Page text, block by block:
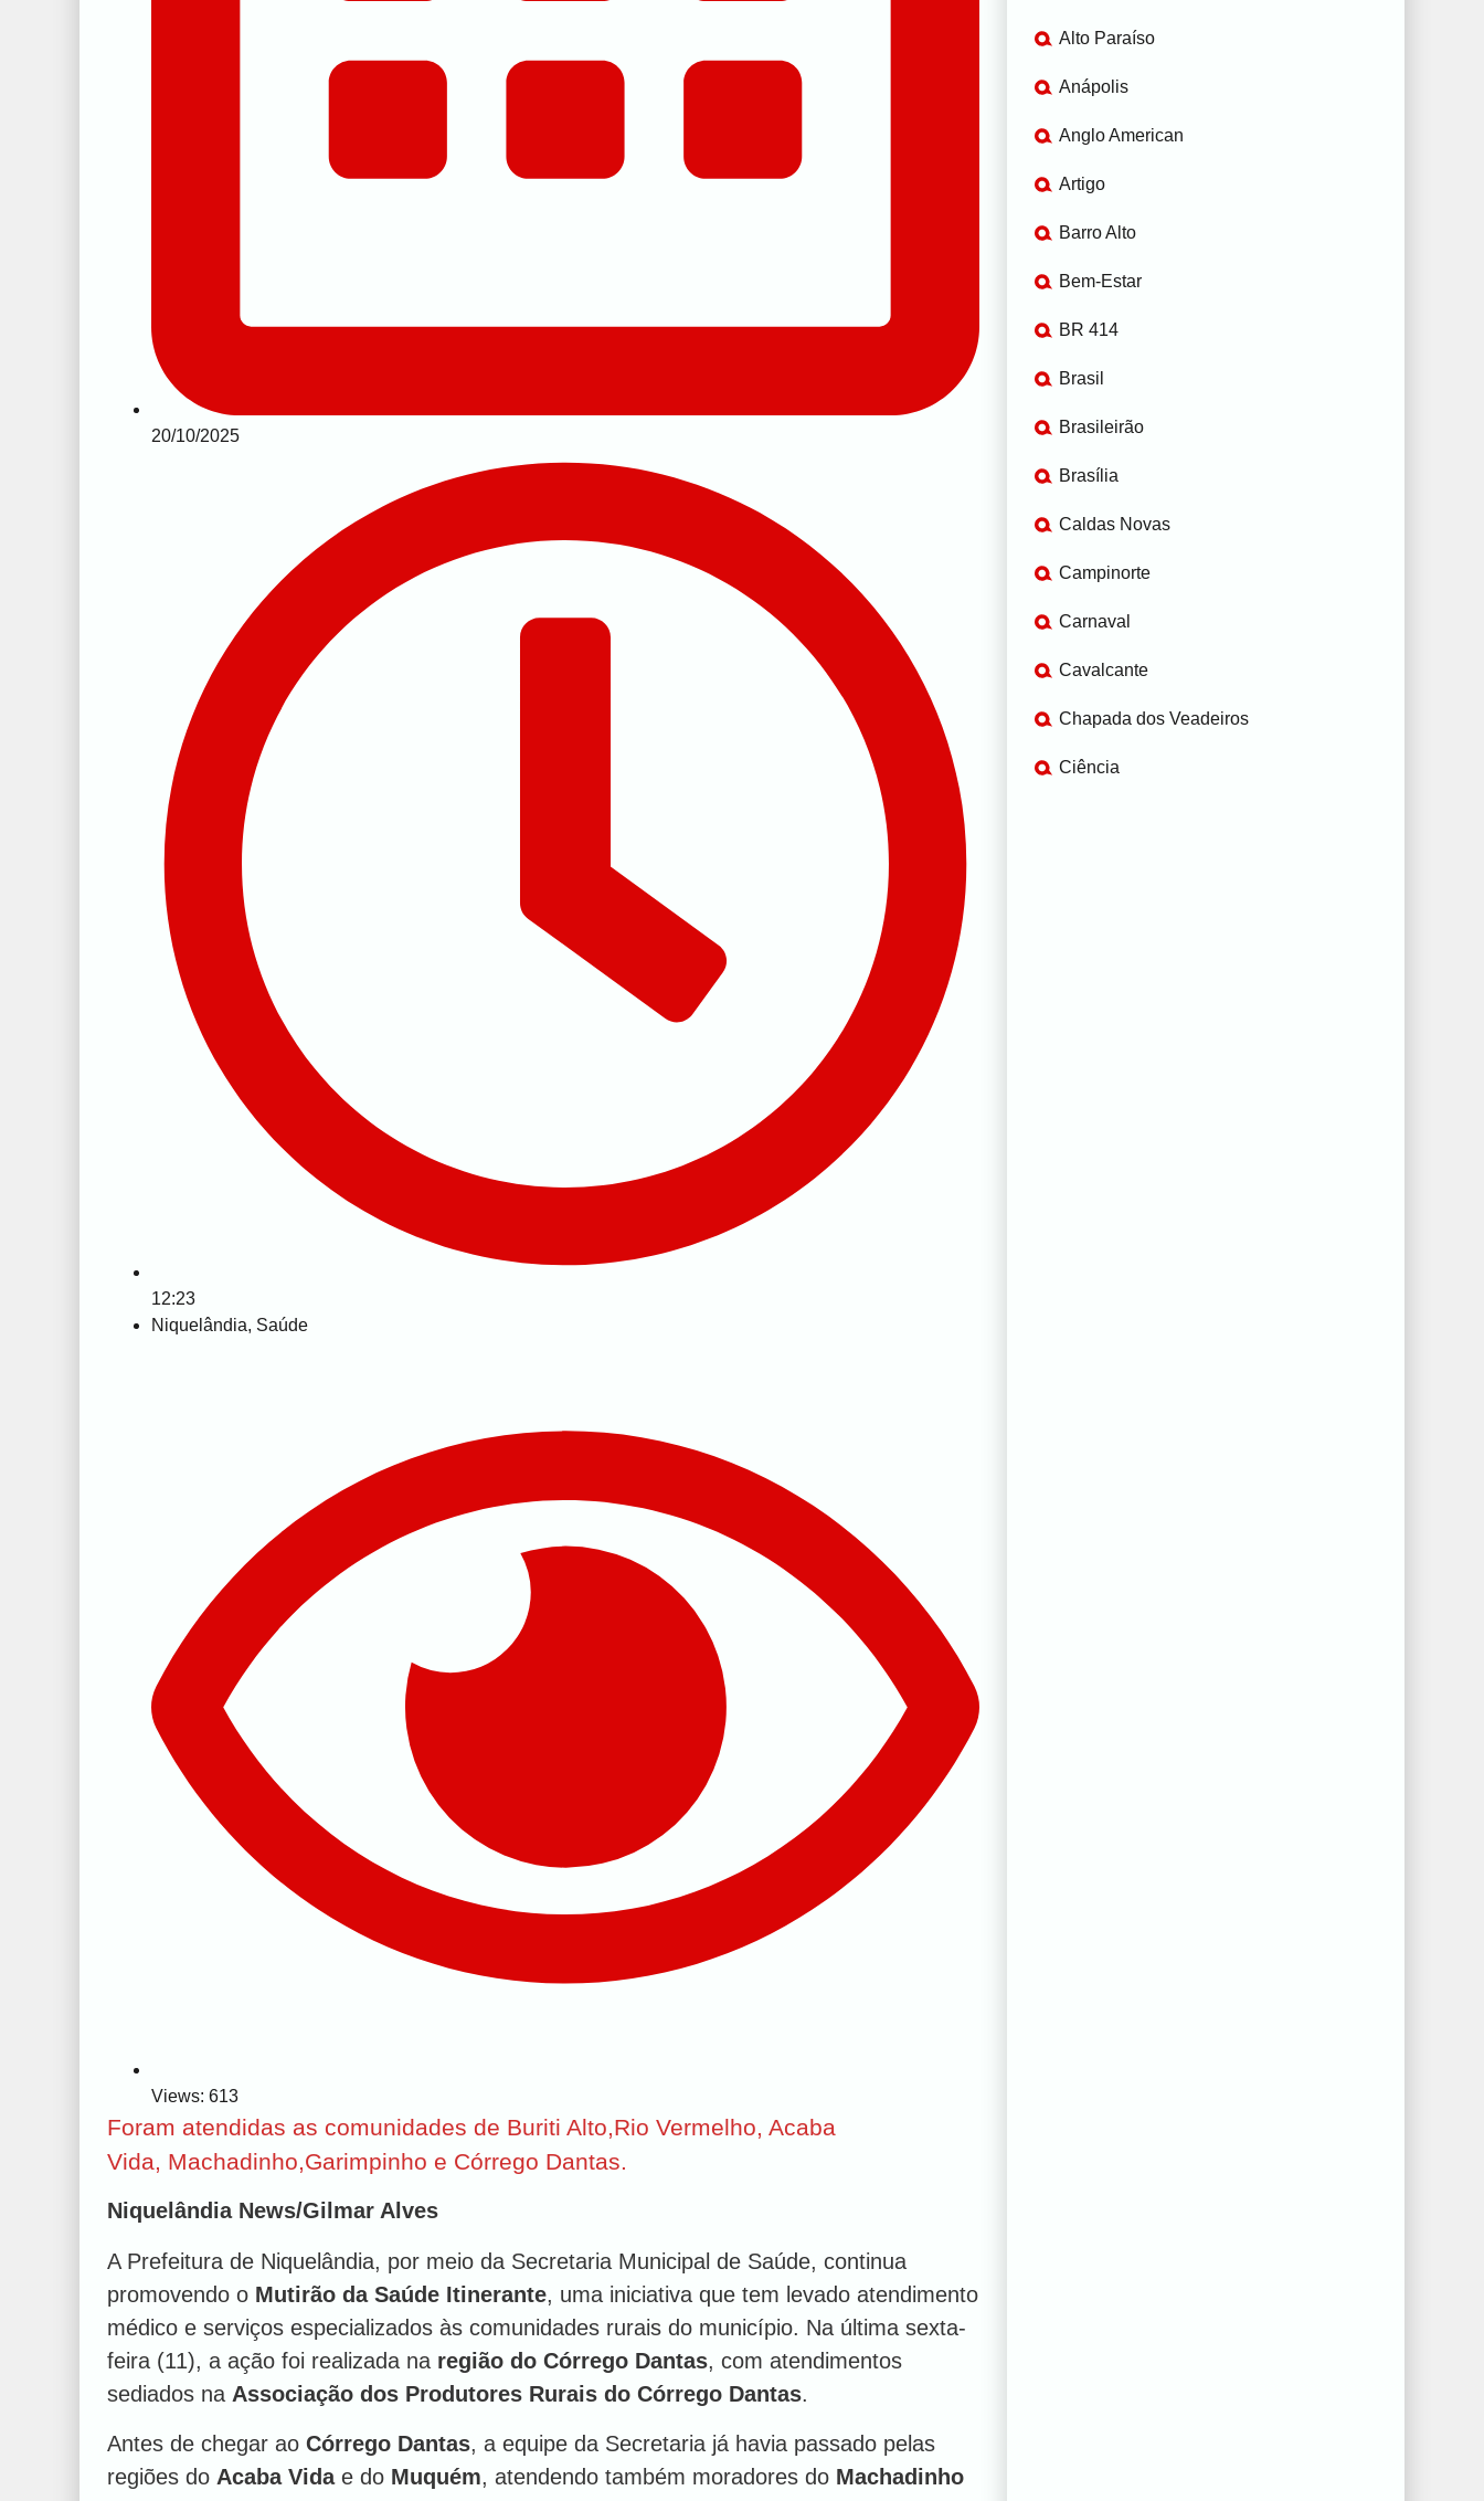
20/10/2025
12:23
Niquelândia, Saúde
Views: 613
Foram atendidas as comunidades de Buriti Alto,Rio Vermelho, Acaba
Vida, Machadinho,Garimpinho e Córrego Dantas.
Niquelândia News/Gilmar Alves
A Prefeitura de Niquelândia, por meio da Secretaria Municipal de Saúde, continua
promovendo o Mutirão da Saúde Itinerante, uma iniciativa que tem levado atendimento
médico e serviços especializados às comunidades rurais do município. Na última sexta-
feira (11), a ação foi realizada na região do Córrego Dantas, com atendimentos
sediados na Associação dos Produtores Rurais do Córrego Dantas.
Antes de chegar ao Córrego Dantas, a equipe da Secretaria já havia passado pelas
regiões do Acaba Vidae do Muquém, atendendo também moradores do Machadinho
Alto Paraíso
Anápolis
Anglo American
Artigo
Barro Alto
Bem-Estar
BR 414
Brasil
Brasileirão
Brasília
Caldas Novas
Campinorte
Carnaval
Cavalcante
Chapada dos Veadeiros
Ciência